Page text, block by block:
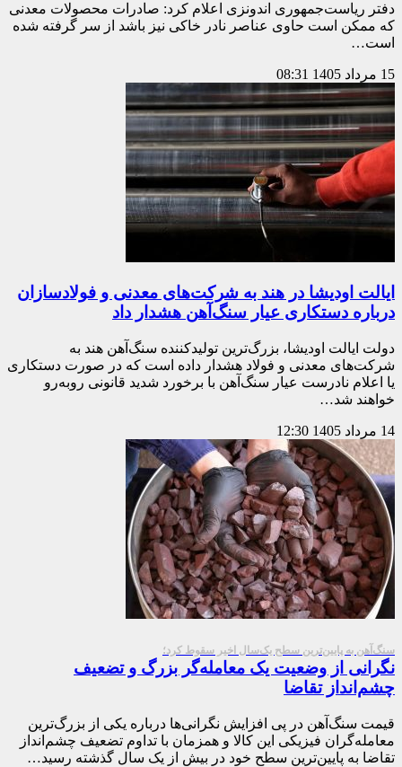
دفتر ریاست‌جمهوری اندونزی اعلام کرد: صادرات محصولات معدنی
که ممکن است حاوی عناصر نادر خاکی نیز باشد از سر گرفته شده
است…
15 مرداد 1405 08:31
ایالت اودیشا در هند به شرکت‌های معدنی و فولادسازان
درباره دستکاری عیار سنگ‌آهن هشدار داد
دولت ایالت اودیشا، بزرگ‌ترین تولیدکننده سنگ‌آهن هند به
شرکت‌های معدنی و فولاد هشدار داده است که در صورت دستکاری
یا اعلام نادرست عیار سنگ‌آهن با برخورد شدید قانونی روبه‌رو
خواهند شد…
14 مرداد 1405 12:30
سنگ‌آهن به پایین‌ترین سطح یک‌سال اخیر سقوط کرد؛
نگرانی از وضعیت یک معامله‌گر بزرگ و تضعیف
چشم‌انداز تقاضا
قیمت سنگ‌آهن در پی افزایش نگرانی‌ها درباره یکی از بزرگ‌ترین
معامله‌گران فیزیکی این کالا و همزمان با تداوم تضعیف چشم‌انداز
تقاضا به پایین‌ترین سطح خود در بیش از یک سال گذشته رسید…